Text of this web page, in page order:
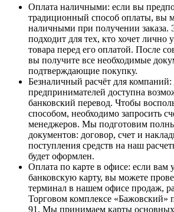
Оплата наличными: если вы
традиционный способ оплаты, вы
наличными при получении заказа.
подходит для тех, кто хочет лично
товара перед его оплатой. После
вы получите все необходимые
подтверждающие покупку.
Безналичный расчёт для компаний:
предпринимателей доступна
банковский перевод. Чтобы
способом, необходимо запросить
менеджеров. Мы подготовим
документов: договор, счет и
поступления средств на наш
будет оформлен.
Оплата по карте в офисе: если вам
банковскую карту, вы можете
терминал в нашем офисе продаж,
Торговом комплексе «Бажовский»
91. Мы принимаем карты